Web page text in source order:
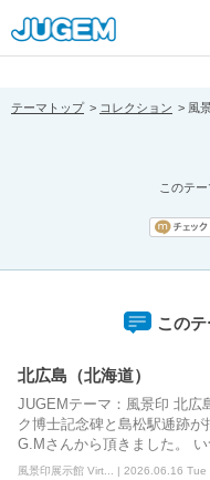
[pear_error:
prefix="" info=""]
テーマトップ コレクション 風
このテ
この
北広島（北海道）
JUGEMテーマ：風景印 北広
ク博士記念碑と島松駅逓跡
G.Mさんから頂きました。 い
風景印展示館 Virt... | 2026.06.16 Tue